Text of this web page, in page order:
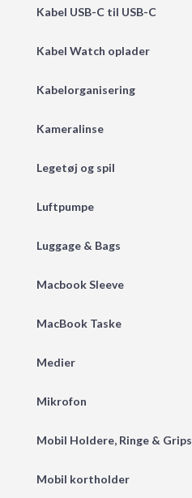
Kabel USB-C til USB-C
Kabel Watch oplader
Kabelorganisering
Kameralinse
Legetøj og spil
Luftpumpe
Luggage & Bags
Macbook Sleeve
MacBook Taske
Medier
Mikrofon
Mobil Holdere, Ringe & Grips
Mobil kortholder